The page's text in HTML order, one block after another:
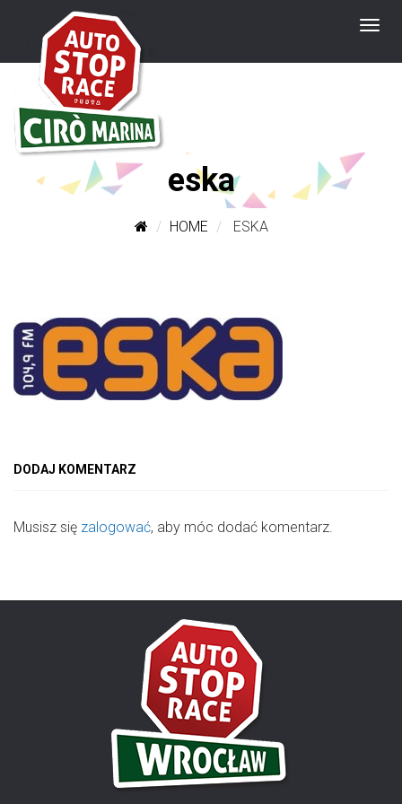
eska
HOME ESKA
DODAJ KOMENTARZ
Musisz się zalogować, aby móc dodać komentarz.